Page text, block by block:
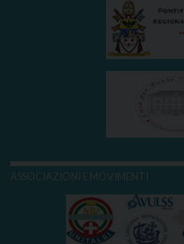
ASSOCIAZIONI E MOVIMENTI